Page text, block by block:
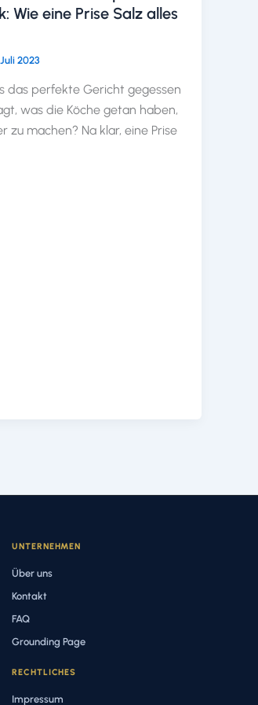
Wie eine Prise Salz alles
2023
das perfekte Gericht gegessen
was die Köche getan haben,
zu machen? Na klar, eine Prise
UNTERNEHMEN
Über uns
Kontakt
FAQ
Grounding Page
RECHTLICHES
Impressum